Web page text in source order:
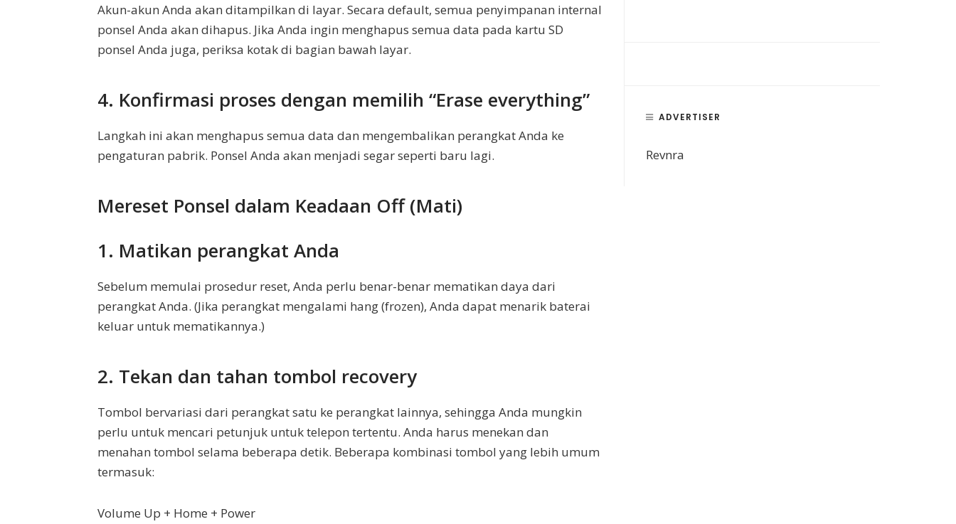
Akun-akun Anda akan ditampilkan di layar. Secara default, semua penyimpanan internal
ponsel Anda akan dihapus. Jika Anda ingin menghapus semua data pada kartu SD
ponsel Anda juga, periksa kotak di bagian bawah layar.
4. Konfirmasi proses dengan memilih “Erase everything”
Langkah ini akan menghapus semua data dan mengembalikan perangkat Anda ke
pengaturan pabrik. Ponsel Anda akan menjadi segar seperti baru lagi.
Mereset Ponsel dalam Keadaan Off (Mati)
1. Matikan perangkat Anda
Sebelum memulai prosedur reset, Anda perlu benar-benar mematikan daya dari
perangkat Anda. (Jika perangkat mengalami hang (frozen), Anda dapat menarik baterai
keluar untuk mematikannya.)
2. Tekan dan tahan tombol recovery
Tombol bervariasi dari perangkat satu ke perangkat lainnya, sehingga Anda mungkin
perlu untuk mencari petunjuk untuk telepon tertentu. Anda harus menekan dan
menahan tombol selama beberapa detik. Beberapa kombinasi tombol yang lebih umum
termasuk:
Volume Up + Home + Power
ADVERTISER
Revnra